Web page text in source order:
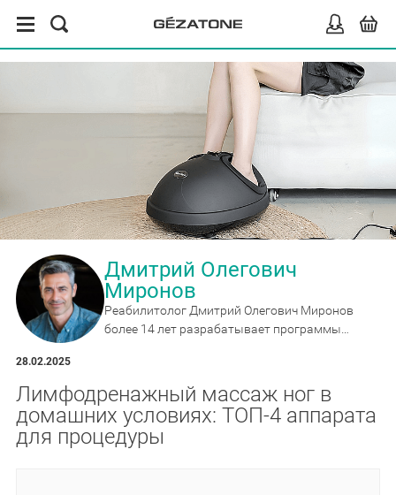
Дмитрий Олегович
Миронов
Реабилитолог Дмитрий Олегович Миронов
более 14 лет разрабатывает программы
домашнего применения.
28.02.2025
Лимфодренажный массаж ног в
домашних условиях: ТОП-4 аппарата
для процедуры